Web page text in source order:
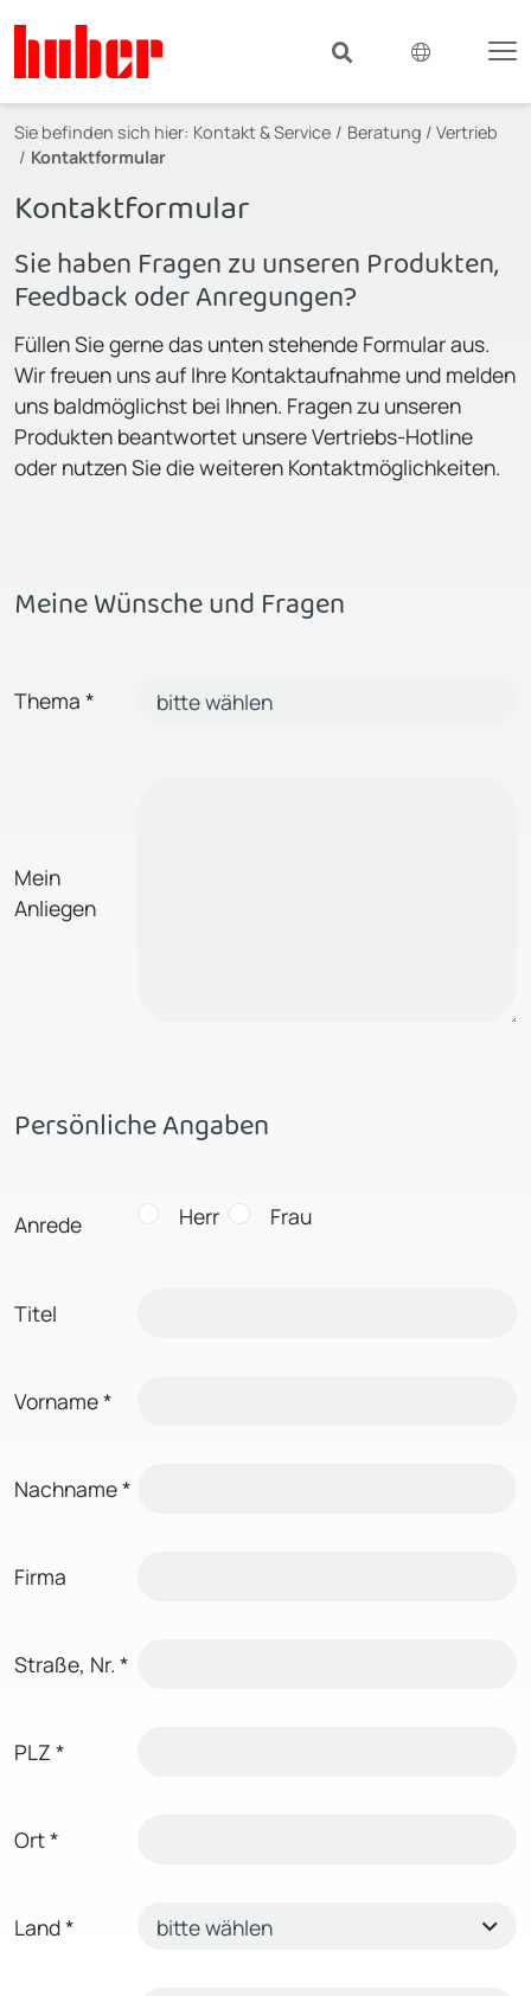
Sie befinden sich hier: Kontakt & Service
Beratung / Vertrieb
Kontaktformular
Kontaktformular
Sie haben Fragen zu unseren Produkten,
Feedback oder Anregungen?
Füllen Sie gerne das unten stehende Formular aus.
Wir freuen uns auf Ihre Kontaktaufnahme und melden
uns baldmöglichst bei Ihnen. Fragen zu unseren
Produkten beantwortet unsere Vertriebs-Hotline
oder nutzen Sie die weiteren Kontaktmöglichkeiten.
Meine Wünsche und Fragen
Thema *
Mein
Anliegen
Persönliche Angaben
Anrede Herr Frau
Titel
Vorname*
Nachname*
Firma
Straße, Nr. *
PLZ *
Ort*
Land*